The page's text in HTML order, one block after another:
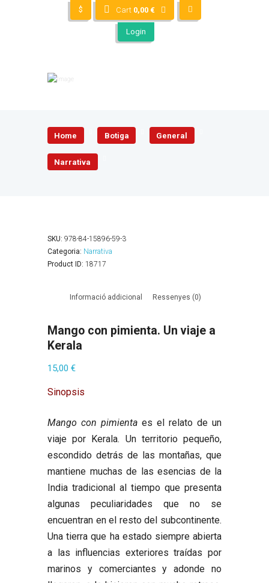
$ Cart 0,00 €
Login
Home Botiga General
Narrativa
SKU: 978-84-15896-59-3
Categoria: Narrativa
Product ID: 18717
Informació addicional Ressenyes (0)
Mango con pimienta. Un viaje a
Kerala
15,00 €
Sinopsis
Mango con pimienta es el relato de un
viaje por Kerala. Un territorio pequeño,
escondido detrás de las montañas, que
mantiene muchas de las esencias de la
India tradicional al tiempo que presenta
algunas peculiaridades que no se
encuentran en el resto del subcontinente.
Una tierra que ha estado siempre abierta
a las influencias exteriores traídas por
marinos y comerciantes y adonde no